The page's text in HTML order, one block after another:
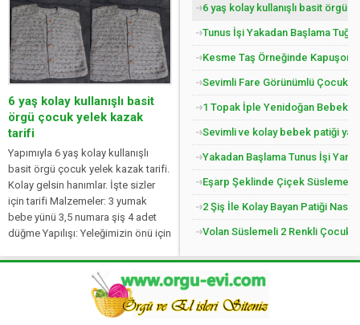
6 yaş kolay kullanışlı basit
örgü çocuk yelek kazak
tarifi
Yapımıyla 6 yaş kolay kullanışlı
basit örgü çocuk yelek kazak tarifi.
Kolay gelsin hanımlar. İşte sizler
için tarifi Malzemeler: 3 yumak
bebe yünü 3,5 numara şiş 4 adet
düğme Yapılışı: Yeleğimizin önü için
ilmeğimizi...
6 yaş kolay kullanışlı basit örgü
Tunus İşi Yakadan Başlama
Kesme Taş Örneğinde
Sevimli Fare Görünümlü Çocuk
1 Topak İple Yenidoğan Bebek
Sevimli ve kolay bebek patiği
Yakadan Başlama Tunus İşi
Eşarp Şeklinde Çiçek Süslemeli
2 Şiş İle Kolay Bayan Patiği Nasıl
Volan Süslemeli 2 Renkli Çocuk